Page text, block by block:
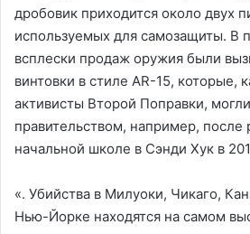
дробовик приходится около двух
используемых для самозащиты. В
всплески продаж оружия были
винтовки в стиле AR-15, которые,
активисты Второй Поправки,
правительством, например, после
начальной школе в Сэнди Хук в
«. Убийства в Милуоки, Чикаго,
Нью-Йорке находятся на самом